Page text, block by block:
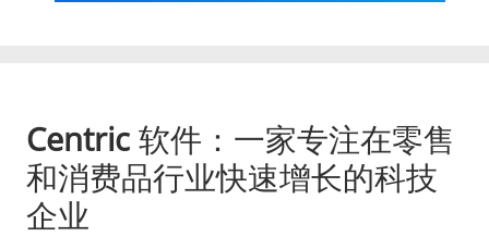
Centric 软件：一家专注在零售
和消费品行业快速增长的科技
企业